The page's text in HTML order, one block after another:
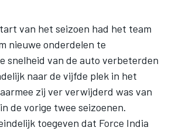
van het seizoen had het team
nieuwe onderdelen te
snelheid van de auto verbeterden
naar de vijfde plek in het
zij ver verwijderd was van
de vorige twee seizoenen.
toegeven dat Force India